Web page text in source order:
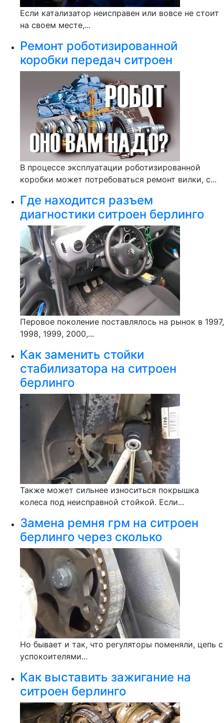
Если катализатор неисправен или вовсе не стоит
на своем месте,...
Ремонт роботизированной
коробки передач ситроен
В процессе эксплуатации роботизированной
коробки может потребоваться ремонт вилки, с...
Где находится разъем
диагностики ситроен берлинго
Перовое поколение поставлялось на рынок в 1997,
1998, 1999, 2000,...
Как заменить стойки
стабилизатора на ситроен
берлинго
Также может сильнее износиться покрышка
колеса под неисправной стойкой. Если...
Замена ремня грм на ситроен
берлинго через сколько
Но бывает и так, что регуляторы поменяли, цепь с
успокоителями...
Как выставить зажигание на
ситроен берлинго